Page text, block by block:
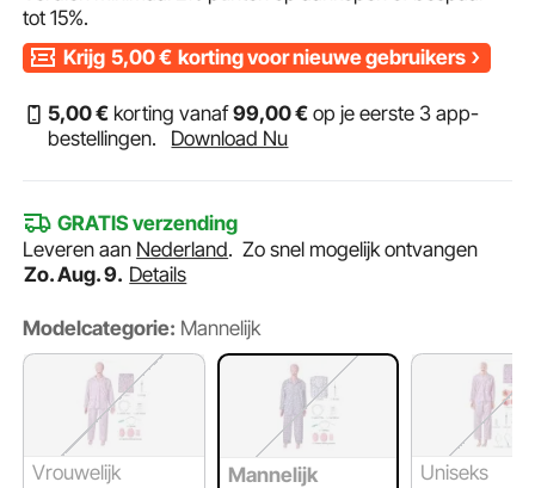
tot15%.
Krijg 5,00€ korting voor nieuwe gebruikers
5,00€ korting vanaf99,00€ op je eerste 3 app-
bestellingen.
Download Nu
GRATIS verzending
Leveren aan Nederland.Zo snel mogelijk ontvangen
Zo. Aug. 9. Details
Modelcategorie: Mannelijk
Vrouwelijk Mannelijk Uniseks